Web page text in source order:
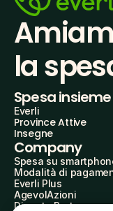
la
Spesa insieme
Everli
Province Attive
Insegne
Company
Spesa su
Modalità di
Everli Plus
AgevolAzioni
Diventa Partner